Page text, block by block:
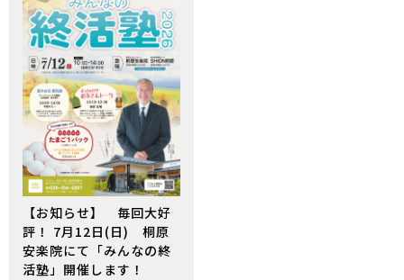
【お知らせ】 毎回大好
評！ 7月12日(日) 桐原
安楽院にて「みんなの終
活塾」開催します！